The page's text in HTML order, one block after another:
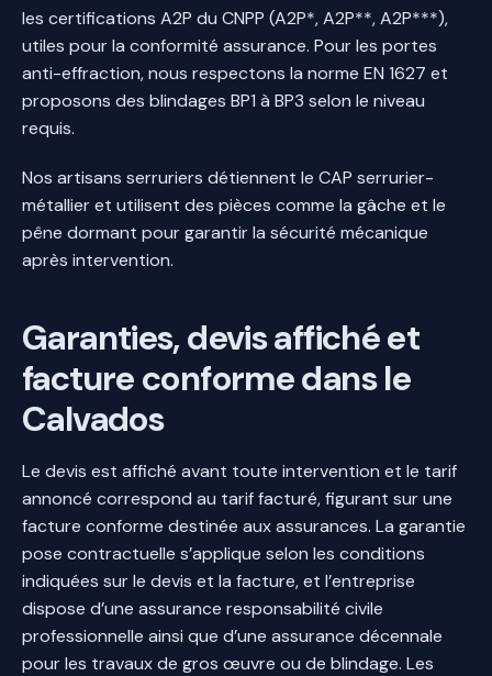
les certifications A2P du CNPP (A2P*, A2P**, A2P***),
utiles pour la conformité assurance. Pour les portes
anti-effraction, nous respectons la norme EN 1627 et
proposons des blindages BP1 à BP3 selon le niveau
requis.
Nos artisans serruriers détiennent le CAP serrurier-
métallier et utilisent des pièces comme la gâche et le
pêne dormant pour garantir la sécurité mécanique
après intervention.
Garanties, devis affiché et
facture conforme dans le
Calvados
Le devis est affiché avant toute intervention et le tarif
annoncé correspond au tarif facturé, figurant sur une
facture conforme destinée aux assurances. La garantie
pose contractuelle s’applique selon les conditions
indiquées sur le devis et la facture, et l’entreprise
dispose d’une assurance responsabilité civile
professionnelle ainsi que d’une assurance décennale
pour les travaux de gros œuvre ou de blindage. Les